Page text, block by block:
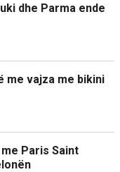
dhe Parma ende
me vajza me bikini
Paris Saint